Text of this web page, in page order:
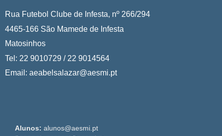
Rua Futebol Clube de Infesta, nº 266/294
4465-166 São Mamede de Infesta
Matosinhos
Tel: 22 9010729 / 22 9014564
Email: aeabelsalazar@aesmi.pt
Alunos: alunos@aesmi.pt